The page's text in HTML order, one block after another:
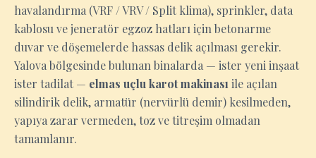
havalandırma (VRF / VRV / Split klima), sprinkler, data
kablosu ve jeneratör egzoz hatları için betonarme
duvar ve döşemelerde hassas delik açılması gerekir.
Yalova bölgesinde bulunan binalarda — ister yeni inşaat
ister tadilat — elmas uçlu karot makinası ile açılan
silindirik delik, armatür (nervürlü demir) kesilmeden,
yapıya zarar vermeden, toz ve titreşim olmadan
tamamlanır.